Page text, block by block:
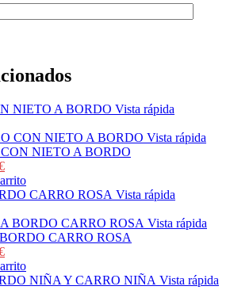
Vista rápida
Vista rápida
NIETO A BORDO
Vista rápida
Vista rápida
CARRO ROSA
Vista rápida